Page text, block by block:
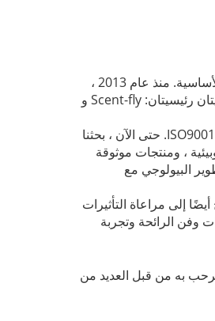
منذ عام 2013 ،
يوجد الآن علامتان تجاريتان رئيسيتان: Scent-fly و
حتى الآن ، بحثنا
خضراء وبيئية ، ومنتجات موثوقة
البيولوجي مع
إلى مراعاة التأثيرات
وفن الرائحة وتجربة
مرحب به من قبل العديد من